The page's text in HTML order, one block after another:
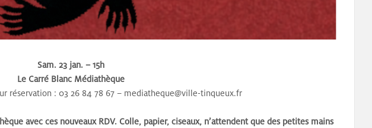
Sam. 23 jan. – 15h
Le Carré Blanc Médiathèque
réservation : 03 26 84 78 67 – mediatheque@ville-tinqueux.fr
avec ces nouveaux RDV. Colle, papier, ciseaux, n’attendent que des petites mains